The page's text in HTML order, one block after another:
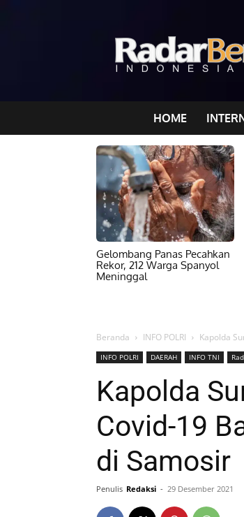
HOME
Gelombang Panas Pecahkan
Rekor, 212 Warga Spanyol
Meninggal
Beranda INFO POLRI Kapolda
INFO POLRI DAERAH INFO TNI
Kapolda
Covid-19
di Samosir
Penulis Redaksi - 29 Desember 2021